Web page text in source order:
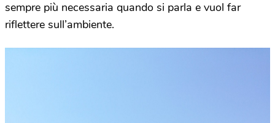
sempre più necessaria quando si parla e vuol far
riflettere sull’ambiente.